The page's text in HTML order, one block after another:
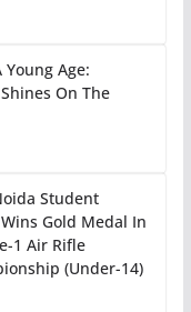
Young Age:
On The
Student
Gold Medal In
1 Air Rifle
(Under-14)